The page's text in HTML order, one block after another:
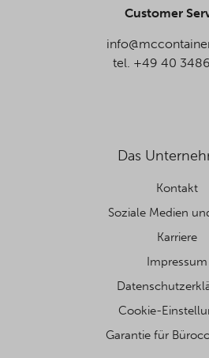
Customer
tel. +49 40
Das
Kontakt
Soziale Medien
Karriere
Impressum
Cookie-
Garantie für